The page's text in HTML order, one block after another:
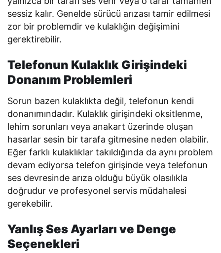
sessiz kalır. Genelde sürücü arızası tamir edilmesi
zor bir problemdir ve kulaklığın değişimini
gerektirebilir.
Telefonun Kulaklık Girişindeki
Donanım Problemleri
Sorun bazen kulaklıkta değil, telefonun kendi
donanımındadır. Kulaklık girişindeki oksitlenme,
lehim sorunları veya anakart üzerinde oluşan
hasarlar sesin bir tarafa gitmesine neden olabilir.
Eğer farklı kulaklıklar takıldığında da aynı problem
devam ediyorsa telefon girişinde veya telefonun
ses devresinde arıza olduğu büyük olasılıkla
doğrudur ve profesyonel servis müdahalesi
gerekebilir.
Yanlış Ses Ayarları ve Denge
Seçenekleri